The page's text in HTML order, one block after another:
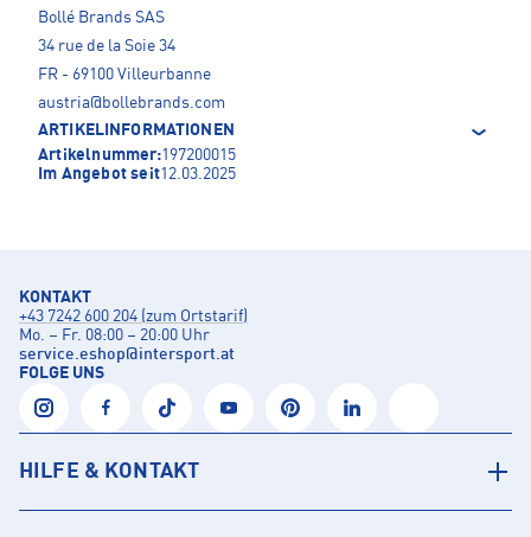
Bollé Brands SAS
34 rue de la Soie 34
FR - 69100 Villeurbanne
austria@bollebrands.com
ARTIKELINFORMATIONEN
Artikelnummer:197200015
Im Angebot seit12.03.2025
KONTAKT
+43 7242 600 204 (zum Ortstarif)
Mo. – Fr. 08:00 – 20:00 Uhr
service.eshop@intersport.at
FOLGE UNS
HILFE & KONTAKT